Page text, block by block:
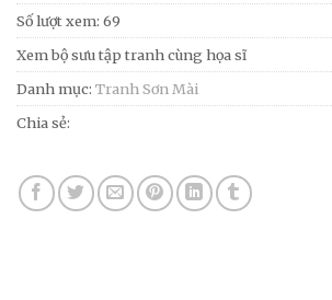
Số lượt xem: 69
Xem bộ sưu tập tranh cùng họa sĩ
Danh mục: Tranh Sơn Mài
Chia sẻ: